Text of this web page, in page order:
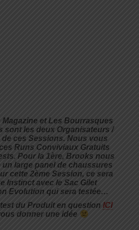
Magazine et Les Bourrasques
sont les deux Organisateurs /
de ces Sessions. Nous vous
Runs Conviviaux Gratuits
Pour la 1ère, Brooks nous
un large panel de chaussures
cette 2ème Session, ce sera
Instinct avec le Sac Gilet
Evolution qui sera testée…
du Produit en question ICI
donner une idée